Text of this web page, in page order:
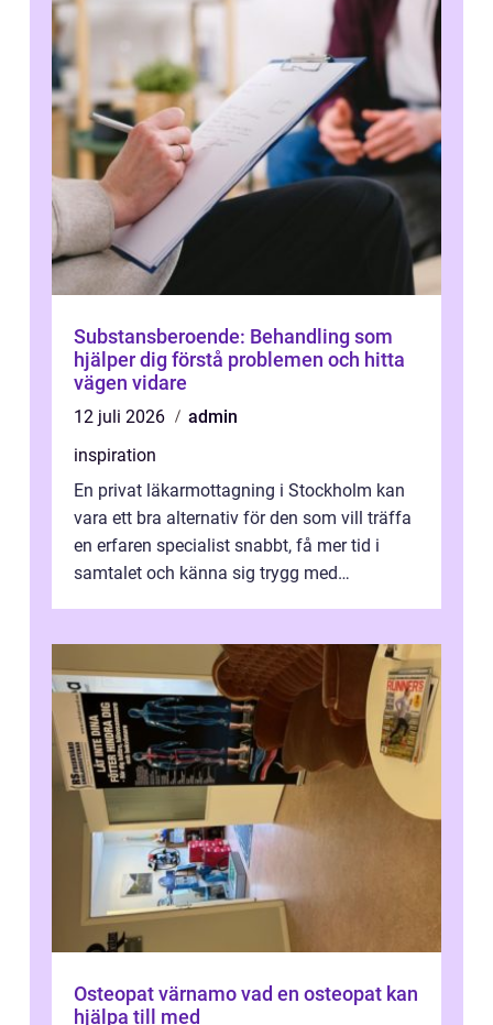
Substansberoende: Behandling som
hjälper dig förstå problemen och hitta
vägen vidare
12 juli 2026
admin
inspiration
En privat läkarmottagning i Stockholm kan
vara ett bra alternativ för den som vill träffa
en erfaren specialist snabbt, få mer tid i
samtalet och känna sig trygg med
Osteopat värnamo vad en osteopat kan
hjälpa till med